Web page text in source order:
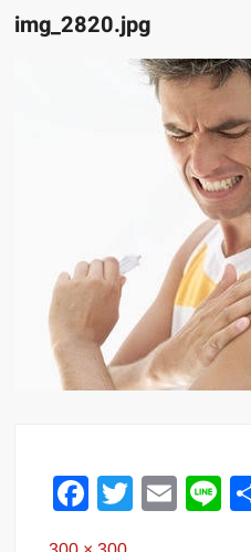
b
o
o
k
img_2820.jpg
F
T
E
Li
Full